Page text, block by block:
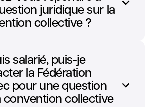
juridique sur la
collective ?
salarié, puis-je
la Fédération
pour une question
convention collective